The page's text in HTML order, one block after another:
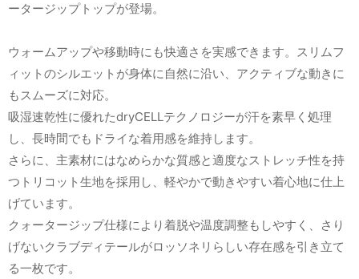
ータージップトップが登場。
ウォームアップや移動時にも快適さを実感できます。スリムフ
ィットのシルエットが身体に自然に沿い、アクティブな動きに
もスムーズに対応。
吸湿速乾性に優れたdryCELLテクノロジーが汗を素早く処理
し、長時間でもドライな着用感を維持します。
さらに、主素材にはなめらかな質感と適度なストレッチ性を持
つトリコット生地を採用し、軽やかで動きやすい着心地に仕上
げています。
クォータージップ仕様により着脱や温度調整もしやすく、さり
げないクラブディテールがロッソネリらしい存在感を引き立て
る一枚です。